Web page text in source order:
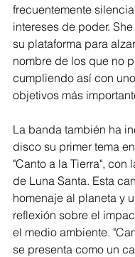
frecuentemente
intereses de poder.
su plataforma para
nombre de los que no
cumpliendo así con
objetivos más
La banda también ha
disco su primer tema
"Canto a la Tierra", con
de Luna Santa. Esta
homenaje al planeta y
reflexión sobre el
el medio ambiente.
se presenta como un